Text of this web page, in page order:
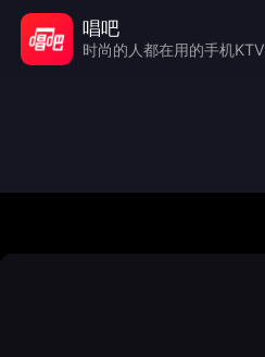
唱吧
时尚的人都在用的手机KTV